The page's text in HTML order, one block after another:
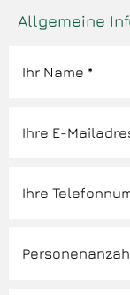
Allgemeine